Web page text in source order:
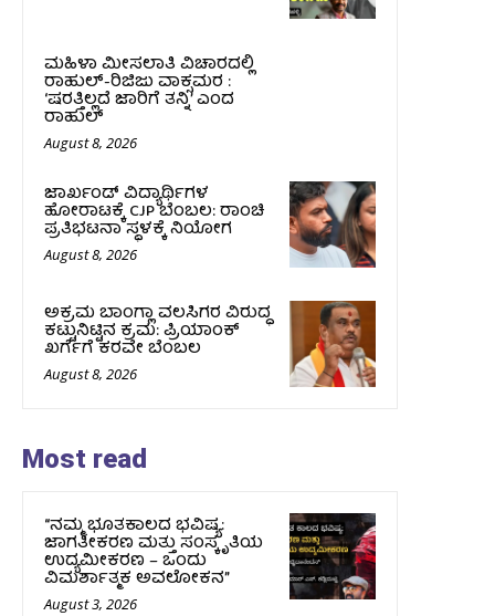
ಮಹಿಳಾ ಮೀಸಲಾತಿ ವಿಚಾರದಲ್ಲಿ
ರಾಹುಲ್‌-ರಿಜಿಜು ವಾಕ್ಸಮರ :
‘ಷರತ್ತಿಲ್ಲದೆ ಜಾರಿಗೆ ತನ್ನಿ’ ಎಂದ
ರಾಹುಲ್‌
August 8, 2026
ಜಾರ್ಖಂಡ್‌ ವಿದ್ಯಾರ್ಥಿಗಳ
ಹೋರಾಟಕ್ಕೆ CJP ಬೆಂಬಲ: ರಾಂಚಿ
ಪ್ರತಿಭಟನಾ ಸ್ಥಳಕ್ಕೆ ನಿಯೋಗ
August 8, 2026
ಅಕ್ರಮ ಬಾಂಗ್ಲಾ ವಲಸಿಗರ ವಿರುದ್ಧ
ಕಟ್ಟುನಿಟ್ಟಿನ ಕ್ರಮ: ಪ್ರಿಯಾಂಕ್
ಖರ್ಗೆಗೆ ಕರವೇ ಬೆಂಬಲ
August 8, 2026
Most read
“ನಮ್ಮ ಭೂತಕಾಲದ ಭವಿಷ್ಯ:
ಜಾಗತೀಕರಣ ಮತ್ತು ಸಂಸ್ಕೃತಿಯ
ಉದ್ಯಮೀಕರಣ – ಒಂದು
ವಿಮರ್ಶಾತ್ಮಕ ಅವಲೋಕನ”
August 3, 2026